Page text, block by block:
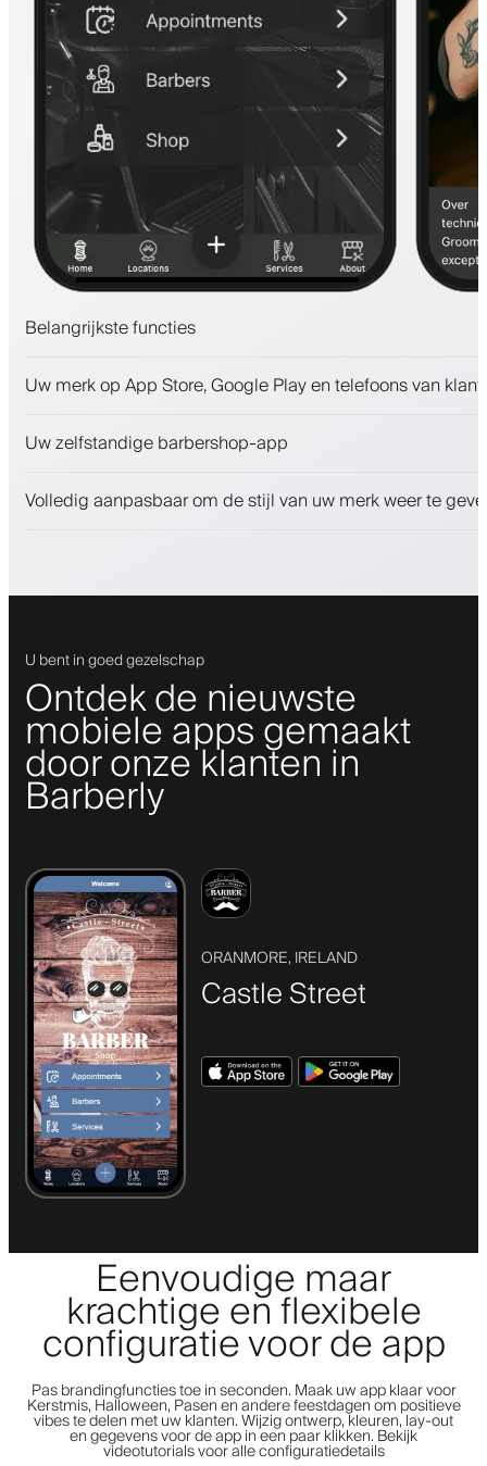
Belangrijkste functies
Betalingen, waarborgsom
Betrek klanten met een loyaliteitsprogramma
Uw merk op App Store, Google Play en telefoons van
Uw zelfstandige barbershop-app
Volledig aanpasbaar om de stijl van uw merk weer te
U bent in goed gezelschap
Ontdek de nieuwste
mobiele apps gemaakt
door onze klanten in
Barberly
ORANMORE, IRELAND
Castle Street
Eenvoudige maar
krachtige en flexibele
configuratie voor de app
Pas brandingfuncties toe in seconden. Maak uw app klaar voor
Kerstmis, Halloween, Pasen en andere feestdagen om positieve
vibes te delen met uw klanten. Wijzig ontwerp, kleuren, lay-out
en gegevens voor de app in een paar klikken. Bekijk
videotutorials voor alle configuratiedetails